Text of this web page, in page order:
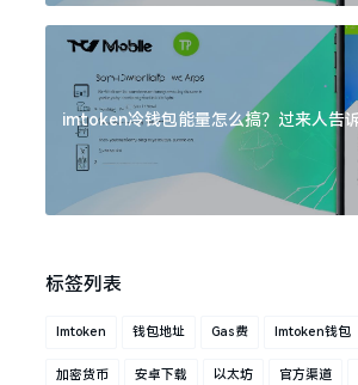
imtoken冷钱包能量怎么搞？过来人告
标签列表
Imtoken 钱包地址 Gas费 Imtoken钱包
加密货币 安卓下载 以太坊 官方渠道